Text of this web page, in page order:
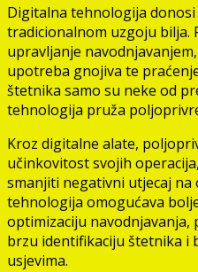
Digitalna tehnologija
tradicionalnom uzgoju bilja.
upravljanje
upotreba gnojiva te
štetnika samo su neke od
tehnologija pruža
Kroz digitalne alate,
učinkovitost svojih
smanjiti negativni utjecaj na
tehnologija omogućava
optimizaciju
brzu identifikaciju štetnika i
usjevima.